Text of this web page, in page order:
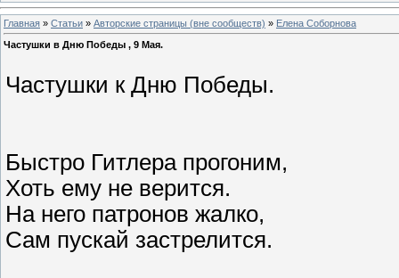
Главная » Статьи » Авторские страницы (вне сообществ) » Елена Соборнова
Частушки в Дню Победы , 9 Мая.
Частушки к Дню Победы.
Быстро Гитлера прогоним,
Хоть ему не верится.
На него патронов жалко,
Сам пускай застрелится.